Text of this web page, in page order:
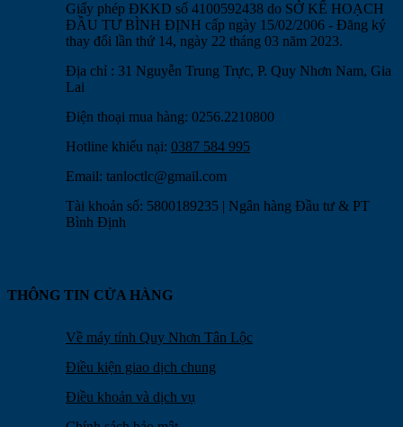
Giấy phép ĐKKD số 4100592438 do SỞ KẾ HOẠCH
ĐẦU TƯ BÌNH ĐỊNH cấp ngày 15/02/2006 - Đăng ký
thay đổi lần thứ 14, ngày 22 tháng 03 năm 2023.
Địa chỉ : 31 Nguyễn Trung Trực, P. Quy Nhơn Nam, Gia
Lai
Điện thoại mua hàng: 0256.2210800
Hotline khiếu nại: 0387 584 995
Email: tanloctlc@gmail.com
Tài khoản số: 5800189235 | Ngân hàng Đầu tư & PT
Bình Định
THÔNG TIN CỬA HÀNG
Về máy tính Quy Nhơn Tân Lộc
Điều kiện giao dịch chung
Điều khoản và dịch vụ